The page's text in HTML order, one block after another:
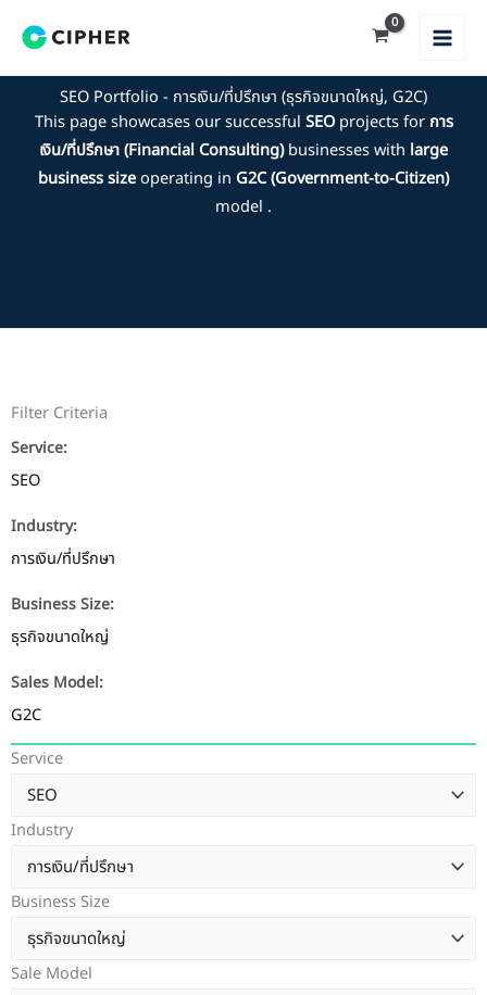
SEO Portfolio - การเงิน/ที่ปรึกษา (ธุรกิจขนาดใหญ่, G2C)
This page showcases our successful SEOprojects for การ
เงิน/ที่ปรึกษา (Financial Consulting)businesses with large
business sizeoperating in G2C (Government-to-Citizen)
model .
Filter Criteria
Service:
SEO
Industry:
การเงิน/ที่ปรึกษา
Business Size:
ธุรกิจขนาดใหญ่
Sales Model:
G2C
Service
Industry
Business Size
Sale Model